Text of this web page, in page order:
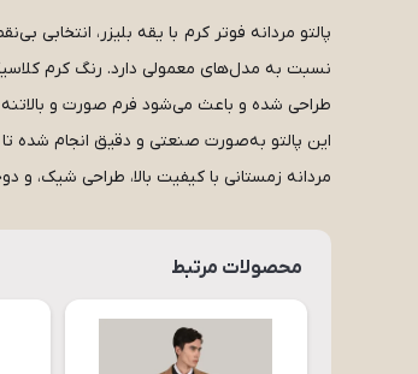
پالتو مردانه فوتر کرم با یقه بلیزر،
نسبت به مدل‌های معمولی دارد. رنگ کرم
طراحی شده و باعث می‌شود فرم صورت و
این پالتو به‌صورت صنعتی و دقیق انجام شده
مردانه زمستانی با کیفیت بالا، طراحی شیک،
محصولات مرتبط